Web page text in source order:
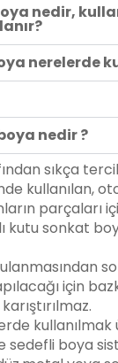
nedir,
nerelerde
nedir ?
sıkça
kullanılan,
parçaları
kutu sonkat
için
sedefli boya